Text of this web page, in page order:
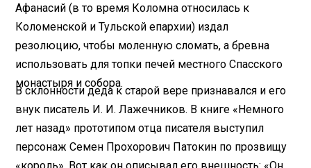
Афанасий (в то время Коломна относилась к
Коломенской и Тульской епархии) издал
резолюцию, чтобы моленную сломать, а бревна
использовать для топки печей местного Спасского
монастыря и собора.
В склонности деда к старой вере признавался и его
внук писатель И. И. Лажечников. В книге «Немного
лет назад» прототипом отца писателя выступил
персонаж Семен Прохорович Патокин по прозвищу